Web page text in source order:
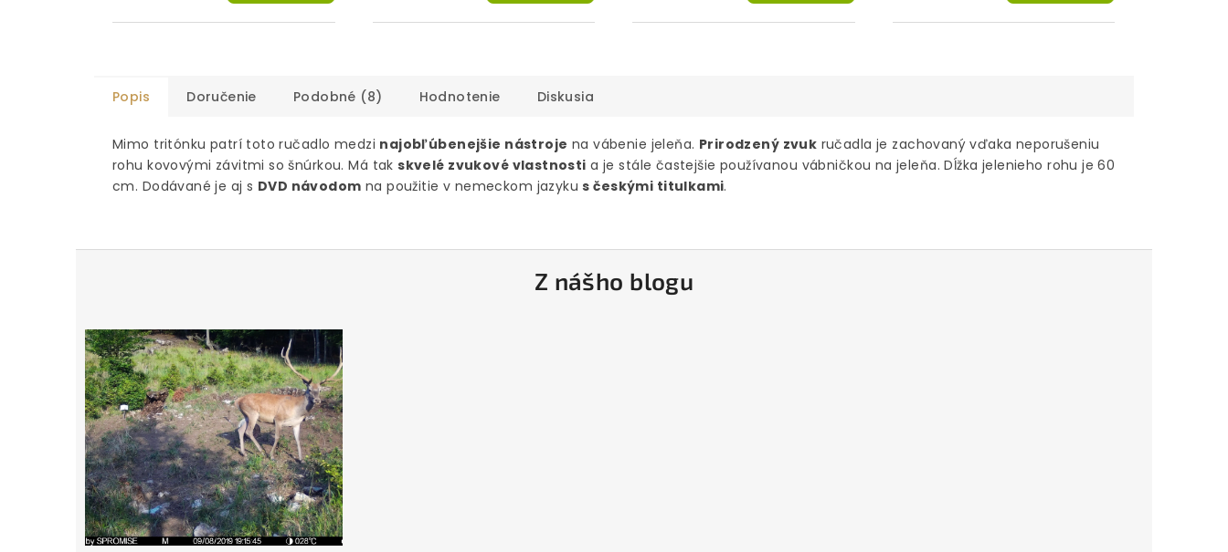
Popis Doručenie Podobné (8) Hodnotenie Diskusia
Mimo tritónku patrí toto ručadlo medzi najobľúbenejšie nástroje na vábenie jeleňa. Prirodzený zvuk ručadla je zachovaný vďaka neporušeniu
rohu kovovými závitmi so šnúrkou. Má takskvelé zvukové vlastnosti a je stále častejšie používanou vábničkou na jeleňa. Dĺžka jelenieho rohu je 60
cm. Dodávané je aj s DVD návodom na použitie v nemeckom jazykus českými titulkami.
Z nášho blogu